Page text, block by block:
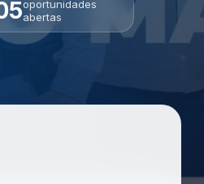
oportunidades
abertas